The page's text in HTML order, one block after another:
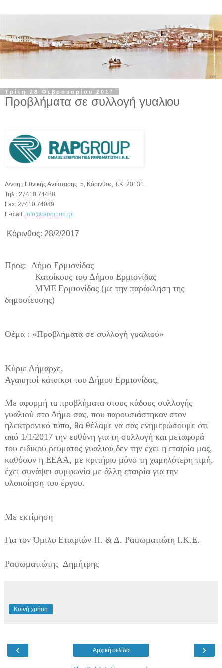
Τρίτη 28 Φεβρουαρίου 2017
Προβλήματα σε συλλογή γυαλιου
Δ/νση : Εθνικής Αντίστασης 5, Κόρινθος, Τ.Κ. 20131
Τηλ.: 27410 74488
Fax: 27410 74089
Ε-mail: info@rapgroup.gr
Κόρινθος: 28/2/2017
Προς: Δήμο Ερμιονίδας
Κατοίκους του Δήμου Ερμιονίδας
ΜΜΕ Ερμιονίδας (με την παράκληση της
δημοσίευσης)
Θέμα : «Προβλήματα σε συλλογή γυαλιού»
Κύριε Δήμαρχε,
Αγαπητοί κάτοικοι του Δήμου Ερμιονίδας,
Με αφορμή τα προβλήματα στους κάδους συλλογής
γυαλιού στο Δήμο σας, που παρουσιάστηκαν στον
ηλεκτρονικό τύπο, θα θέλαμε να σας ενημερώσουμε ότι
από 1/1/2017 την ευθύνη για τη συλλογή και μεταφορά
του ειδικού ρεύματος γυαλιού δεν την έχει η εταιρία μας,
καθόσον η ΕΕΑΑ, με κριτήριο μόνο τη χαμηλότερη τιμή,
έχει συνάψει συμφωνία με άλλη εταιρία για την
υλοποίηση του έργου.
Με εκτίμηση
Για τον Όμιλο Εταιριών Π. & Δ. Ραψωματιώτη Ι.Κ.Ε.
Ραψωματιώτης Δημήτρης
Κοινή χρήση
‹ ›
Αρχική σελίδα